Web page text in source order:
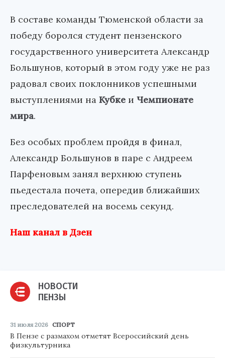
В составе команды Тюменской области за
победу боролся студент пензенского
государственного университета Александр
Большунов, который в этом году уже не раз
радовал своих поклонников успешными
выступлениями на Кубке и Чемпионате
мира.
Без особых проблем пройдя в финал,
Александр Большунов в паре с Андреем
Парфеновым занял верхнюю ступень
пьедестала почета, опередив ближайших
преследователей на восемь секунд.
Наш канал в Дзен
НОВОСТИ
ПЕНЗЫ
31 июля 2026 СПОРТ
В Пензе с размахом отметят Всероссийский день
физкультурника